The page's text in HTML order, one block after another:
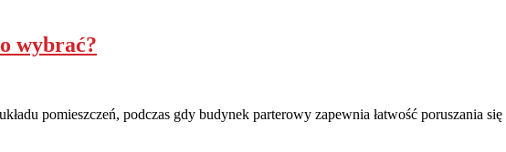
wybrać?
pomieszczeń, podczas gdy budynek parterowy zapewnia łatwość poruszania